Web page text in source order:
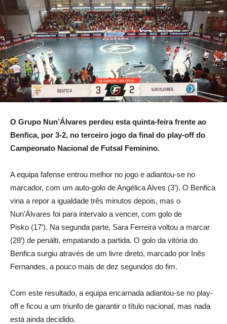
O Grupo Nun’Álvares perdeu esta quinta-feira frente ao
Benfica, por 3-2, no terceiro jogo da final do play-off do
Campeonato Nacional de Futsal Feminino.
A equipa fafense entrou melhor no jogo e adiantou-se no
marcador, com um auto-golo de Angélica Alves (3’). O Benfica
viria a repor a igualdade três minutos depois, mas o
Nun’Álvares foi para intervalo a vencer, com golo de
Pisko (17′). Na segunda parte, Sara Ferreira voltou a marcar
(28′) de penálti, empatando a partida. O golo da vitória do
Benfica surgiu através de um livre direto, marcado por Inês
Fernandes, a pouco mais de dez segundos do fim.
Com este resultado, a equipa encarnada adiantou-se no play-
off e ficou a um triunfo de garantir o título nacional, mas nada
está ainda decidido.